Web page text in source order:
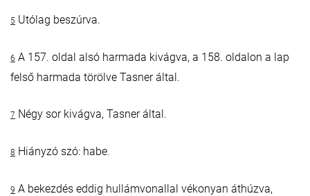
5 Utólag beszúrva.
6 A 157. oldal alsó harmada kivágva, a 158. oldalon a lap
felső harmada törölve Tasner által.
7 Négy sor kivágva, Tasner által.
8 Hiányzó szó: habe.
9 A bekezdés eddig hullámvonallal vékonyan áthúzva,